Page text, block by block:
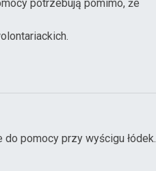
potrzebują pomimo, że
pomocy przy wyścigu łódek.